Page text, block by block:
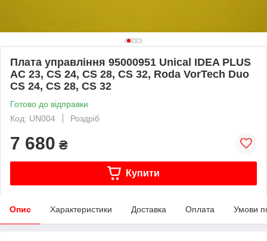
Плата управління 95000951 Unical IDEA PLUS
AC 23, CS 24, CS 28, CS 32, Roda VorTech Duo
CS 24, CS 28, CS 32
Готово до відправки
Код: UN004
Роздріб
7 680 ₴
Купити
Опис Характеристики Доставка Оплата Умови